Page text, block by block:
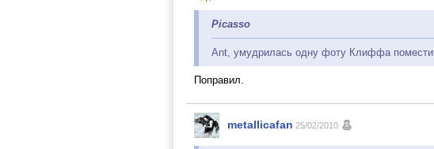
Picasso
Ant, умудрилась одну фоту Клиффа
Поправил.
metallicafan 25/02/2010